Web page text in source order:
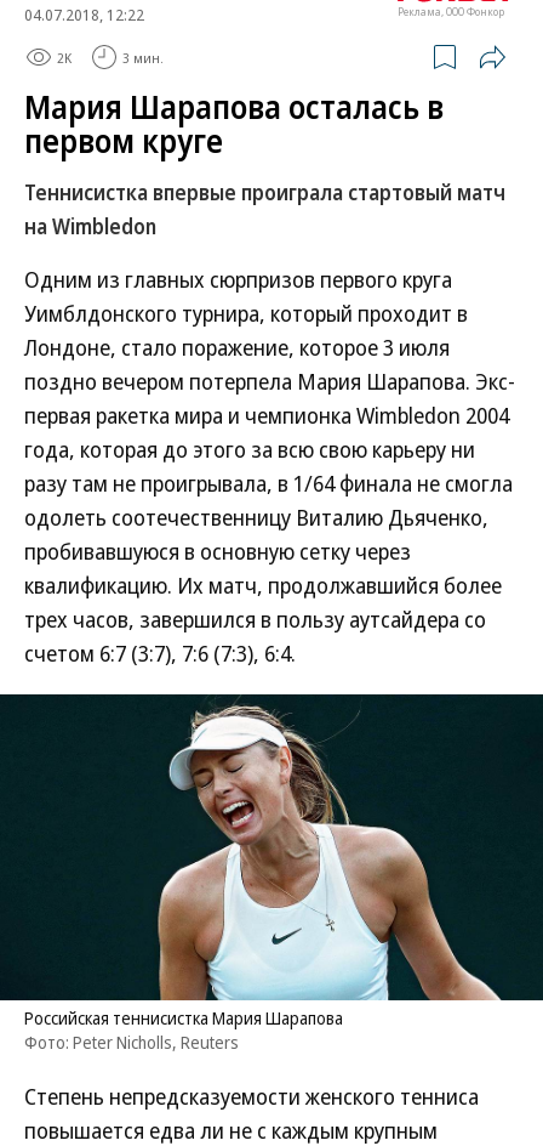
Реклама, ООО Фонкор
04.07.2018, 12:22
2K 3 мин.
Мария Шарапова осталась в
первом круге
Теннисистка впервые проиграла стартовый матч
на Wimbledon
Одним из главных сюрпризов первого круга
Уимблдонского турнира, который проходит в
Лондоне, стало поражение, которое 3 июля
поздно вечером потерпела Мария Шарапова. Экс-
первая ракетка мира и чемпионка Wimbledon 2004
года, которая до этого за всю свою карьеру ни
разу там не проигрывала, в 1/64 финала не смогла
одолеть соотечественницу Виталию Дьяченко,
пробивавшуюся в основную сетку через
квалификацию. Их матч, продолжавшийся более
трех часов, завершился в пользу аутсайдера со
счетом 6:7 (3:7), 7:6 (7:3), 6:4.
Российская теннисистка Мария Шарапова
Фото: Peter Nicholls, Reuters
Степень непредсказуемости женского тенниса
повышается едва ли не с каждым крупным